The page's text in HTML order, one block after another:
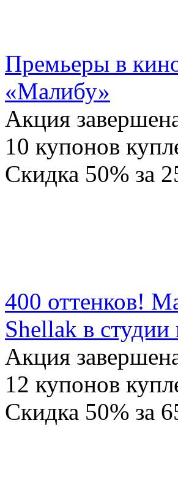
Премьеры в
«Малибу»
Акция
10 купонов
Скидка 50% за
400 оттенков!
Shellak в
Акция
12 купонов
Скидка 50% за